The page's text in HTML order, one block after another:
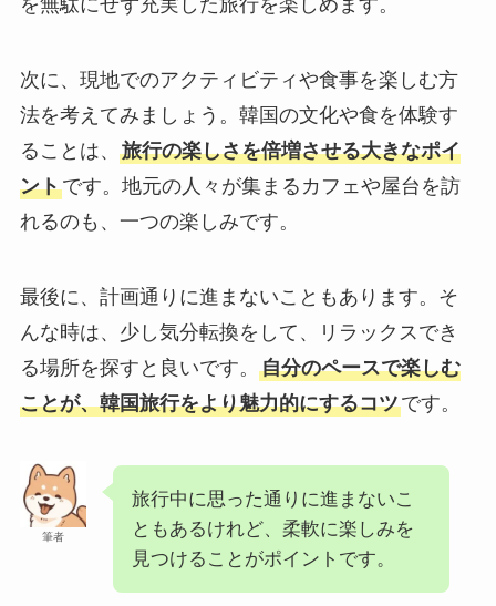
を無駄にせず充実した旅行を楽しめます。
次に、現地でのアクティビティや食事を楽しむ方
法を考えてみましょう。韓国の文化や食を体験す
ることは、 旅行の楽しさを倍増させる大きなポイ
ントです。地元の人々が集まるカフェや屋台を訪
れるのも、一つの楽しみです。
最後に、計画通りに進まないこともあります。そ
んな時は、少し気分転換をして、リラックスでき
る場所を探すと良いです。 自分のペースで楽しむ
ことが、韓国旅行をより魅力的にするコツです。
筆者
旅行中に思った通りに進まないこ
ともあるけれど、柔軟に楽しみを
見つけることがポイントです。